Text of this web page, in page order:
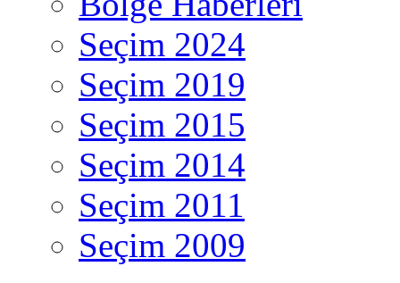
Seçim 2024
Seçim 2019
Seçim 2015
Seçim 2014
Seçim 2011
Seçim 2009